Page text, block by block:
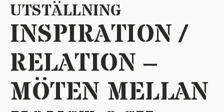
UTSTÄLLNING
INSPIRATION /
RELATION –
MÖTEN MELLAN